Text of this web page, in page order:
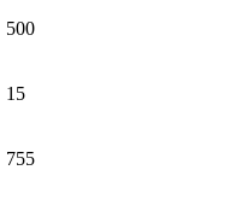
500
15
755